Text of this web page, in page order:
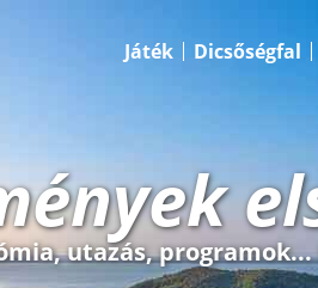
Játék Dicsőségfal
utazás,